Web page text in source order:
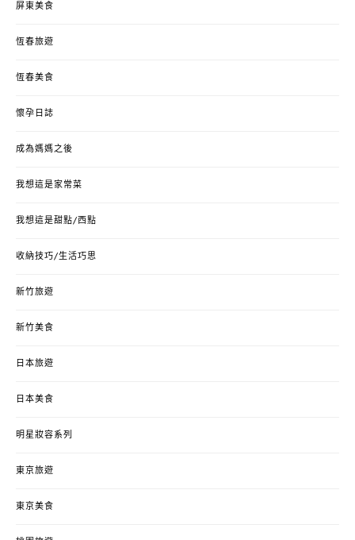
屏東美食
恆春旅遊
恆春美食
懷孕日誌
成為媽媽之後
我想這是家常菜
我想這是甜點/西點
收納技巧/生活巧思
新竹旅遊
新竹美食
日本旅遊
日本美食
明星妝容系列
東京旅遊
東京美食